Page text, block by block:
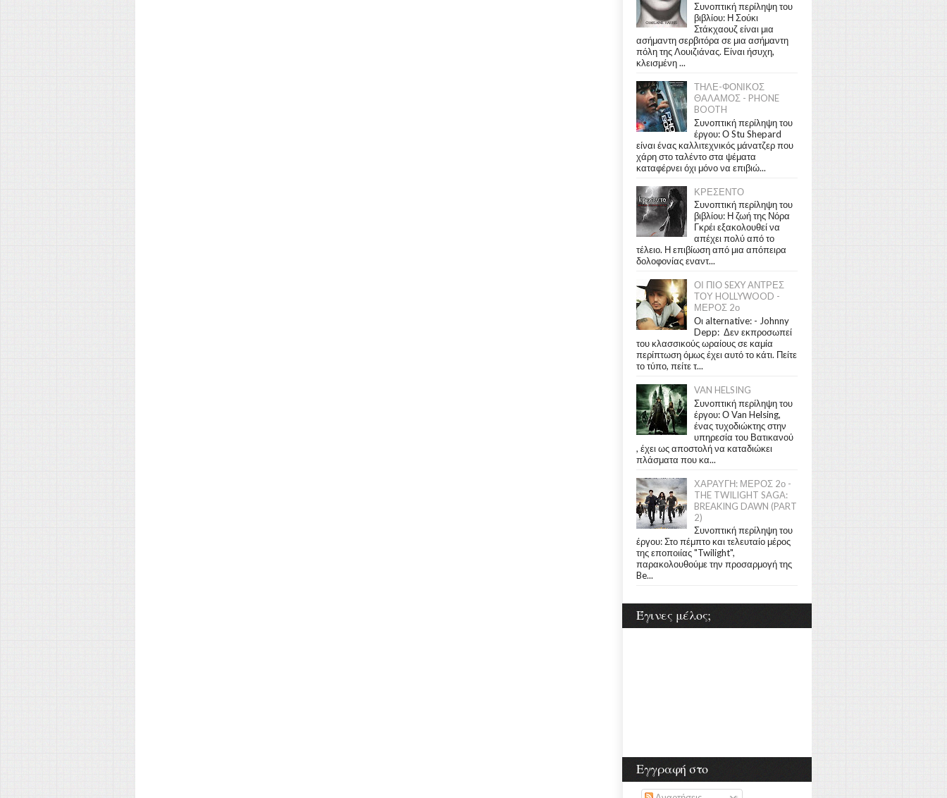
Συνοπτική περίληψη του
βιβλίου: Η Σούκι
Στάκχαουζ είναι μια
ασήμαντη σερβιτόρα σε μια ασήμαντη
πόλη της Λουιζιάνας. Είναι ήσυχη,
κλεισμένη ...
ΤΗΛΕ-ΦΟΝΙΚΟΣ
ΘΑΛΑΜΟΣ - PHONE
BOOTH
Συνοπτική περίληψη του
έργου: Ο Stu Shepard
είναι ένας καλλιτεχνικός μάνατζερ που
χάρη στο ταλέντο στα ψέματα
καταφέρνει όχι μόνο να επιβιώ...
ΚΡΕΣΕΝΤΟ
Συνοπτική περίληψη του
βιβλίου: Η ζωή της Νόρα
Γκρέι εξακολουθεί να
απέχει πολύ από το
τέλειο. Η επιβίωση από μια απόπειρα
δολοφονίας εναντ...
ΟΙ ΠΙΟ SEXY ΑΝΤΡΕΣ
ΤΟΥ HOLLYWOOD -
ΜΕΡΟΣ 2ο
Οι alternative: - Johnny
Depp: Δεν εκπροσωπεί
του κλασσικούς ωραίους σε καμία
περίπτωση όμως έχει αυτό το κάτι. Πείτε
το τύπο, πείτε τ...
VAN HELSING
Συνοπτική περίληψη του
έργου: Ο Van Helsing,
ένας τυχοδιώκτης στην
υπηρεσία του Βατικανού
, έχει ως αποστολή να καταδιώκει
πλάσματα που κα...
ΧΑΡΑΥΓΗ: ΜΕΡΟΣ 2ο -
THE TWILIGHT SAGA:
BREAKING DAWN (PART
2)
Συνοπτική περίληψη του
έργου: Στο πέμπτο και τελευταίο μέρος
της εποποιίας "Twilight",
παρακολουθούμε την προσαρμογή της
Be...
Έγινες μέλος;
Εγγραφή στο